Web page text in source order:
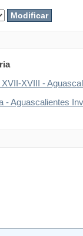
XVIII -
- Aguascalientes